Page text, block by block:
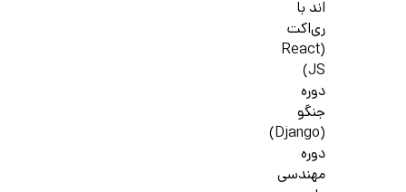
اند با
ری‌اکت
(React
JS)
دوره
جنگو
(Django)
دوره
مهندسی